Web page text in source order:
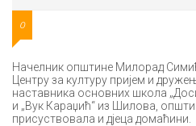
0
Начелник општине Милорад
Центру за културу пријем и
наставника основних школа
и „Вук Караџић“ из Шилова,
присуствовала и дјеца домаћини.